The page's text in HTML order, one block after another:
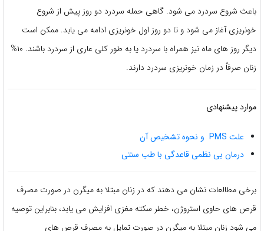
باعث شروع سردرد می شود. گاهی حمله سردرد دو روز پیش از شروع
خونریزی آغاز می شود و تا دو روز اول خونریزی ادامه می یابد. ممکن است
دیگر روز های ماه نیز همراه با سردرد یا به طور کلی عاری از سردرد باشند. ۱۰%
زنان صرفاٌ در زمان خونریزی سردرد دارند.
موارد پیشنهادی
علت PMS و نحوه تشخیص آن
درمان بی نظمی قاعدگی با طب سنتی
برخی مطالعات نشان می دهند که در زنان مبتلا به میگرن در صورت مصرف
قرص های حاوی استروژن، خطر سکته مغزی افزایش می یابد، بنابراین توصیه
می شود زنان مبتلا به میگرن در صورت تمایل به مصرف قرص های